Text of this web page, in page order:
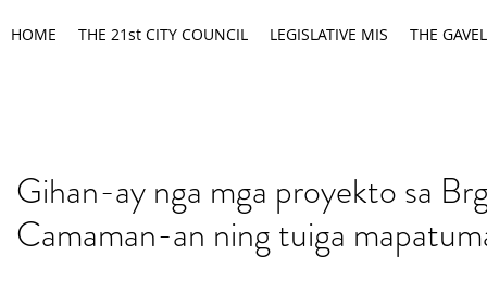
HOME THE 21st CITY COUNCIL LEGISLATIVE MIS THE GAVEL
Gihan-ay nga mga proyekto sa
Camaman-an ning tuiga